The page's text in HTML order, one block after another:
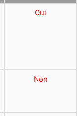
Oui
Non